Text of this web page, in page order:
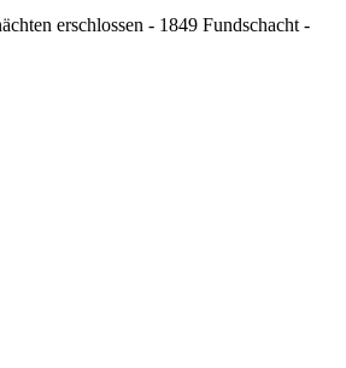
erschlossen - 1849 Fundschacht -